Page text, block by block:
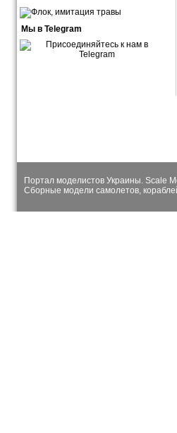
Мы в Telegram
Портал моделистов Украины. Scale
Сборные модели самолетов,